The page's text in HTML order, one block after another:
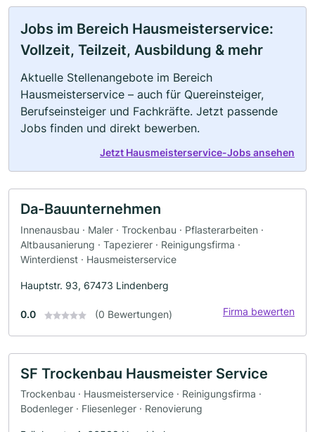
Jobs im Bereich Hausmeisterservice:
Vollzeit, Teilzeit, Ausbildung & mehr
Aktuelle Stellenangebote im Bereich
Hausmeisterservice – auch für Quereinsteiger,
Berufseinsteiger und Fachkräfte. Jetzt passende
Jobs finden und direkt bewerben.
Jetzt Hausmeisterservice-Jobs ansehen
Da-Bauunternehmen
Innenausbau · Maler · Trockenbau · Pflasterarbeiten ·
Altbausanierung · Tapezierer · Reinigungsfirma ·
Winterdienst · Hausmeisterservice
Hauptstr. 93, 67473 Lindenberg
0.0 (0 Bewertungen) Firma bewerten
SF Trockenbau Hausmeister Service
Trockenbau · Hausmeisterservice · Reinigungsfirma ·
Bodenleger · Fliesenleger · Renovierung